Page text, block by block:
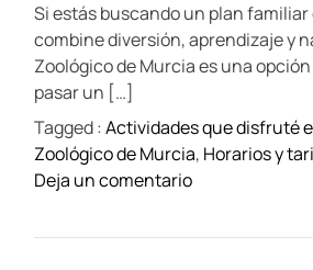
e
o
b
a
e
j
o
e
s
m
r
Si estás buscando un plan
combine diversión, aprendizaje y
Zoológico de Murcia es una
pasar un […]
Tagged :Actividades que disfruté
Zoológico de Murcia, Horarios y
Deja un comentarioo
V